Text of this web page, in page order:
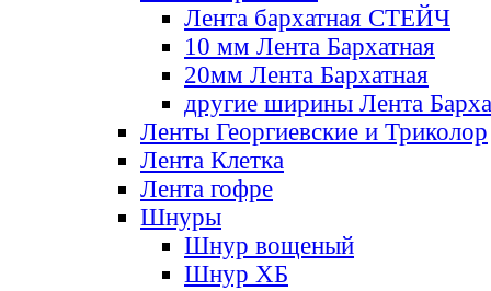
Лента бархатная СТЕЙЧ
10 мм Лента Бархатная
20мм Лента Бархатная
другие ширины Лента
Ленты Георгиевские и Триколор
Лента Клетка
Лента гофре
Шнуры
Шнур вощеный
Шнур ХБ